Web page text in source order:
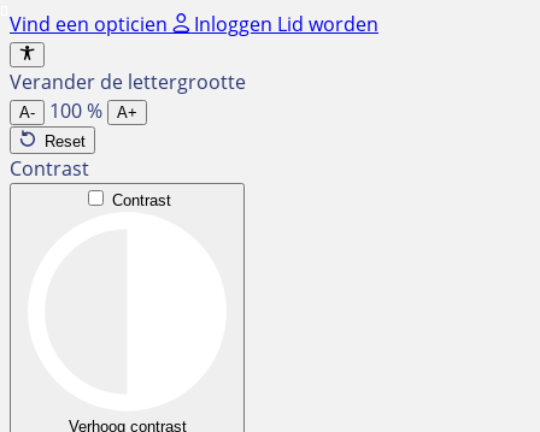
Ga
naar
de
inhoud
Vind een opticien Inloggen Lid worden
Verander de lettergrootte
A- 100%
A+
Reset
Contrast
Contrast
Verhoog contrast